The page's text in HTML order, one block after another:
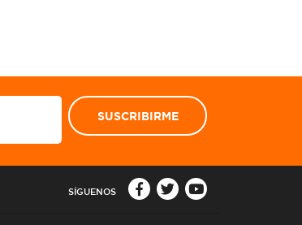
SUSCRIBIRME
SÍGUENOS